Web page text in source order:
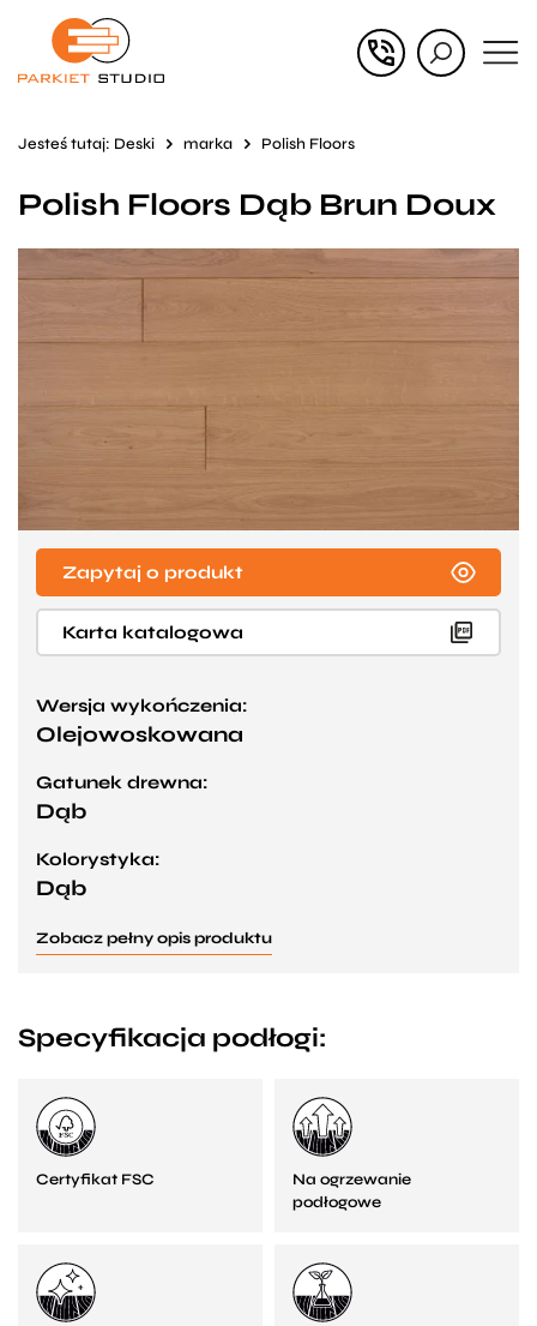
Przejdź
Przejdź
stopce
Jesteś tutaj: Deski marka Polish Floors
Polish Floors Dąb Brun Doux
Zapytaj o produkt
Karta katalogowa
Wersja wykończenia:
Olejowoskowana
Gatunek drewna:
Dąb
Kolorystyka:
Dąb
Zobacz pełny opis produktu
Specyfikacja podłogi:
Certyfikat FSC
Na ogrzewanie
podłogowe